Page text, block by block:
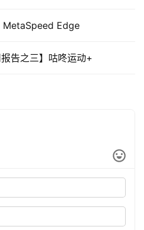
MetaSpeed Edge
报告之三】咕咚运动+